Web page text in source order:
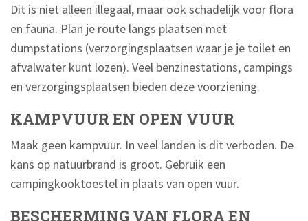
Dit is niet alleen illegaal, maar ook schadelijk voor flora
en fauna. Plan je route langs plaatsen met
dumpstations (verzorgingsplaatsen waar je je toilet en
afvalwater kunt lozen). Veel benzinestations, campings
en verzorgingsplaatsen bieden deze voorziening.
KAMPVUUR EN OPEN VUUR
Maak geen kampvuur. In veel landen is dit verboden. De
kans op natuurbrand is groot. Gebruik een
campingkooktoestel in plaats van open vuur.
BESCHERMING VAN FLORA EN